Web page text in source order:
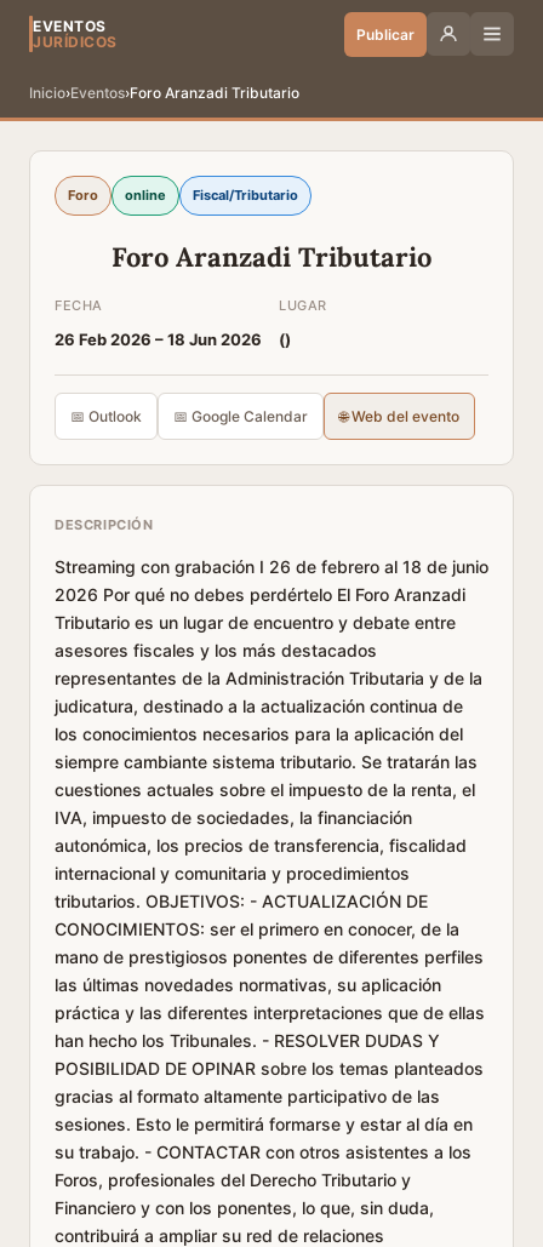
EVENTOS
JURÍDICOS
Publicar
Inicio›Eventos›Foro Aranzadi Tributario
Foro online Fiscal/Tributario
Foro Aranzadi Tributario
FECHA
26 Feb 2026 –18 Jun 2026
LUGAR
()
📅 Outlook 📅 Google Calendar 🌐 Web del evento
DESCRIPCIÓN
Streaming con grabación I 26 de febrero al 18 de junio
2026 Por qué no debes perdértelo El Foro Aranzadi
Tributario es un lugar de encuentro y debate entre
asesores fiscales y los más destacados
representantes de la Administración Tributaria y de la
judicatura, destinado a la actualización continua de
los conocimientos necesarios para la aplicación del
siempre cambiante sistema tributario. Se tratarán las
cuestiones actuales sobre el impuesto de la renta, el
IVA, impuesto de sociedades, la financiación
autonómica, los precios de transferencia, fiscalidad
internacional y comunitaria y procedimientos
tributarios. OBJETIVOS: - ACTUALIZACIÓN DE
CONOCIMIENTOS: ser el primero en conocer, de la
mano de prestigiosos ponentes de diferentes perfiles
las últimas novedades normativas, su aplicación
práctica y las diferentes interpretaciones que de ellas
han hecho los Tribunales. - RESOLVER DUDAS Y
POSIBILIDAD DE OPINAR sobre los temas planteados
gracias al formato altamente participativo de las
sesiones. Esto le permitirá formarse y estar al día en
su trabajo. - CONTACTAR con otros asistentes a los
Foros, profesionales del Derecho Tributario y
Financiero y con los ponentes, lo que, sin duda,
contribuirá a ampliar su red de relaciones